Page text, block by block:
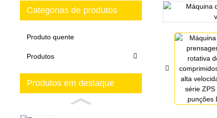
Categorias de produtos
Produto quente
Produtos
Produtos em destaque